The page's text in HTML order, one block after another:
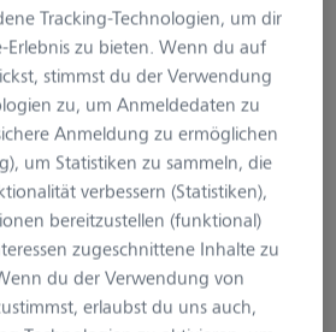
Tracking-Technologien, um dir
Erlebnis zu bieten. Wenn du auf
stimmst du der Verwendung
zu, um Anmeldedaten zu
Anmeldung zu ermöglichen
um Statistiken zu sammeln, die
verbessern (Statistiken),
bereitzustellen (funktional)
zugeschnittene Inhalte zu
du der Verwendung von
erlaubst du uns auch,